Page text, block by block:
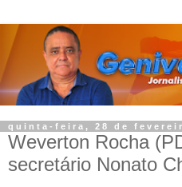
quinta-feira, 28 de
Weverton Rocha
secretário Nonato